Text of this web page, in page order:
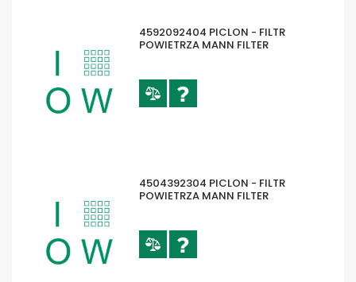
4592092404 PICLON - FILTR
POWIETRZA MANN FILTER
4504392304 PICLON - FILTR
POWIETRZA MANN FILTER